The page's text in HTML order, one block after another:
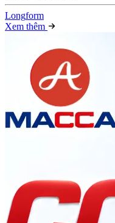
Longform
Xem thêm